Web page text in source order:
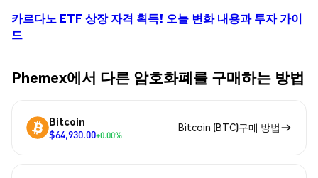
카르다노 ETF 상장 자격 획득! 오늘 변화 내용과 투자 가이
드
Phemex에서 다른 암호화폐를 구매하는 방법
Bitcoin
$64,930.00+0.00%
Bitcoin (BTC)구매 방법